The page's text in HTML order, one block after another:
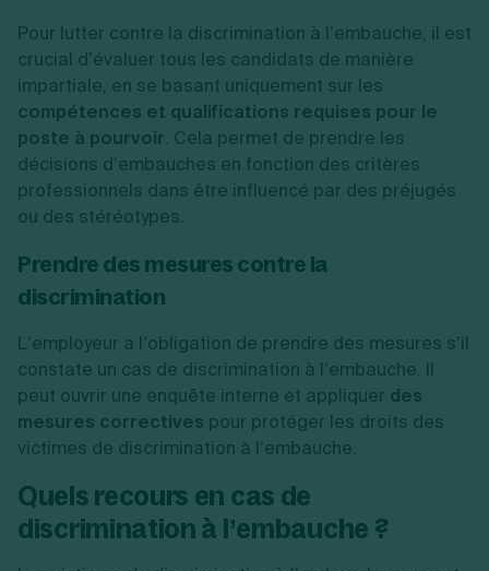
Pour lutter contre la discrimination à l’embauche, il est
crucial d’évaluer tous les candidats de manière
impartiale, en se basant uniquement sur les
compétences et qualifications requises pour le
poste à pourvoir. Cela permet de prendre les
décisions d’embauches en fonction des critères
professionnels dans être influencé par des préjugés
ou des stéréotypes.
Prendre des mesures contre la
discrimination
L’employeur a l’obligation de prendre des mesures s’il
constate un cas de discrimination à l’embauche. Il
peut ouvrir une enquête interne et appliquer des
mesures correctives pour protéger les droits des
victimes de discrimination à l’embauche.
Quels recours en cas de
discrimination à l’embauche ?